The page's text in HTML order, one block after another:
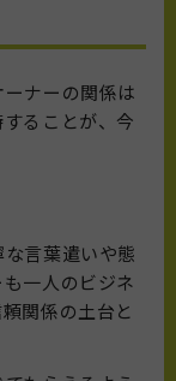
ナーの関係は
ることが、今
言葉遣いや態
一人のビジネ
関係の土台と